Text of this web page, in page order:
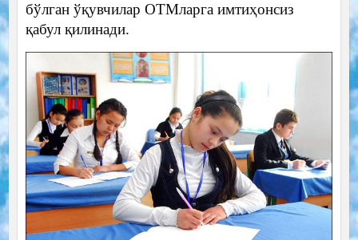
бўлган ўқувчилар ОТМларга имтиҳонсиз
қабул қилинади.